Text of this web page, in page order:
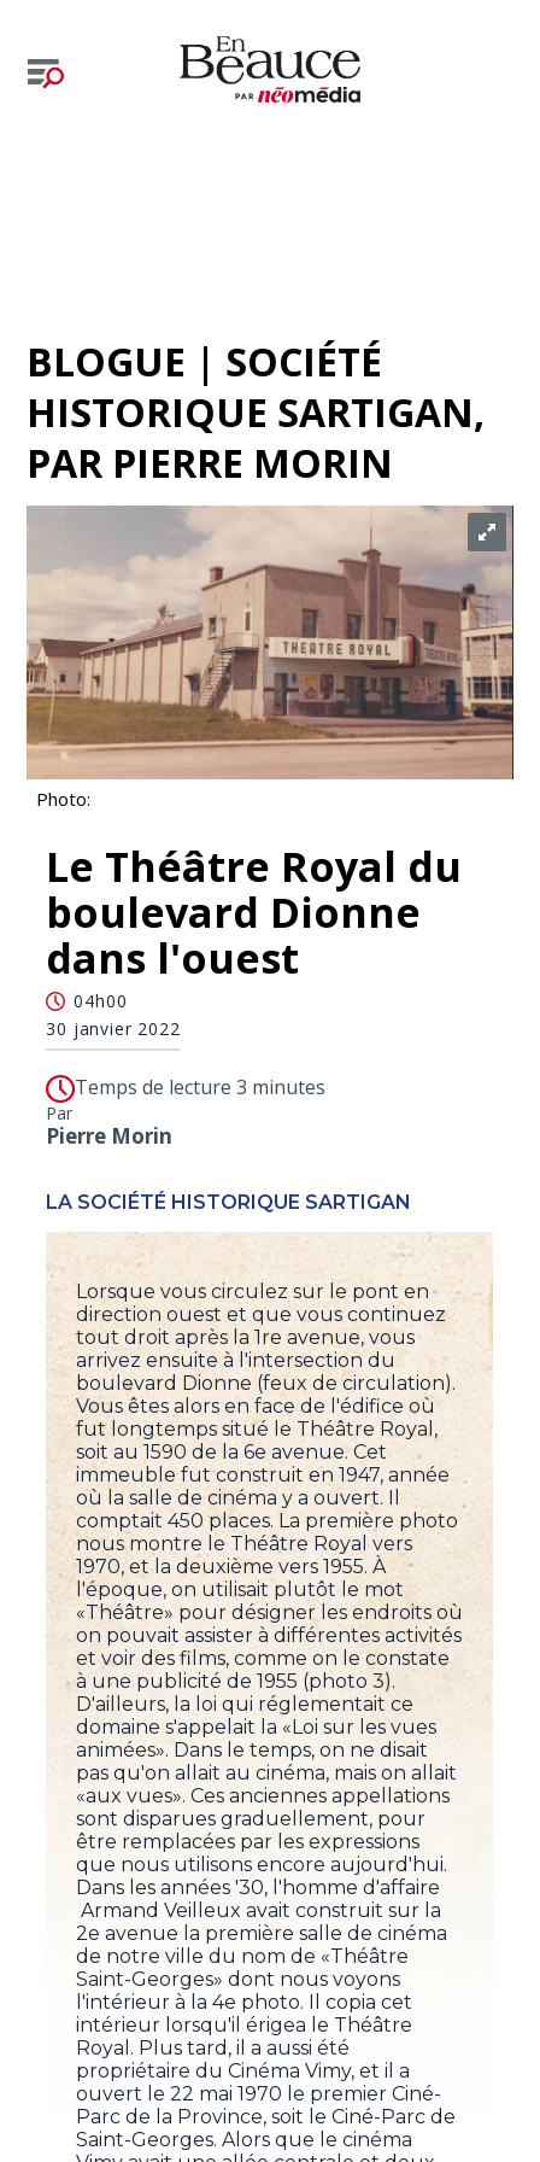
BLOGUE | SOCIÉTÉ
HISTORIQUE SARTIGAN,
PAR PIERRE MORIN
Photo:
Le Théâtre Royal du
boulevard Dionne
dans l'ouest
04h00
30 janvier 2022
Temps de lecture 3 minutes
Par
Pierre Morin
LA SOCIÉTÉ HISTORIQUE SARTIGAN
Lorsque vous circulez sur le pont en
direction ouest et que vous continuez
tout droit après la 1re avenue, vous
arrivez ensuite à l'intersection du
boulevard Dionne (feux de circulation).
Vous êtes alors en face de l'édifice où
fut longtemps situé le Théâtre Royal,
soit au 1590 de la 6e avenue. Cet
immeuble fut construit en 1947, année
où la salle de cinéma y a ouvert. Il
comptait 450 places. La première photo
nous montre le Théâtre Royal vers
1970, et la deuxième vers 1955. À
l'époque, on utilisait plutôt le mot
«Théâtre» pour désigner les endroits où
on pouvait assister à différentes activités
et voir des films, comme on le constate
à une publicité de 1955 (photo 3).
D'ailleurs, la loi qui réglementait ce
domaine s'appelait la «Loi sur les vues
animées». Dans le temps, on ne disait
pas qu'on allait au cinéma, mais on allait
«aux vues». Ces anciennes appellations
sont disparues graduellement, pour
être remplacées par les expressions
que nous utilisons encore aujourd'hui.
Dans les années '30, l'homme d'affaire
Armand Veilleux avait construit sur la
2e avenue la première salle de cinéma
de notre ville du nom de «Théâtre
Saint-Georges» dont nous voyons
l'intérieur à la 4e photo. Il copia cet
intérieur lorsqu'il érigea le Théâtre
Royal. Plus tard, il a aussi été
propriétaire du Cinéma Vimy, et il a
ouvert le 22 mai 1970 le premier Ciné-
Parc de la Province, soit le Ciné-Parc de
Saint-Georges. Alors que le cinéma